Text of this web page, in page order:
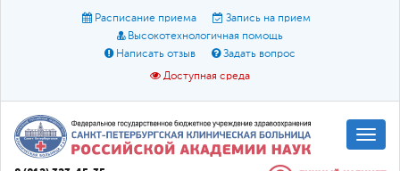
Расписание приема
Запись на прием
Высокотехнологичная помощь
Написать отзыв
Задать вопрос
Доступная среда
Размер шрифта: A A A